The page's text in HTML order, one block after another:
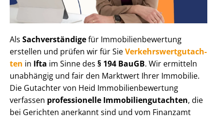
Als Sachverständigefür Im­mo­bi­li­en­be­wer­tung
erstellen und prüfen wir für SieVer­kehrs­wert­gut­ach­
ten in Ifta im Sinne des § 194 BauGB. Wir ermitteln
unabhängig und fair den Marktwert Ihrer Immobilie.
Die Gutachter von Heid Im­mo­bi­li­en­be­wer­tung
verfassen professionelle Im­mo­bi­li­en­gut­ach­ten, die
bei Gerichten anerkannt sind und vom Finanzamt